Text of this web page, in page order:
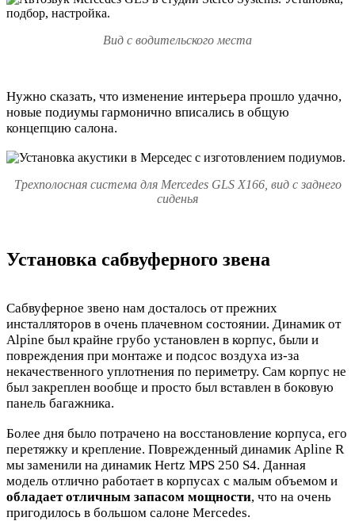
Вид с водительского места
Нужно сказать, что изменение интерьера прошло удачно,
новые подиумы гармонично вписались в общую
концепцию салона.
Трехполосная система для Mercedes GLS X166, вид с заднего
сиденья
Установка сабвуферного звена
Сабвуферное звено нам досталось от прежних
инсталляторов в очень плачевном состоянии. Динамик от
Alpine был крайне грубо установлен в корпус, были и
повреждения при монтаже и подсос воздуха из-за
некачественного уплотнения по периметру. Сам корпус не
был закреплен вообще и просто был вставлен в боковую
панель багажника.
Более дня было потрачено на восстановление корпуса, его
перетяжку и крепление. Поврежденный динамик Apline R
мы заменили на динамик Hertz MPS 250 S4. Данная
модель отлично работает в корпусах с малым объемом и
обладает отличным запасом мощности, что на очень
пригодилось в большом салоне Mercedes.